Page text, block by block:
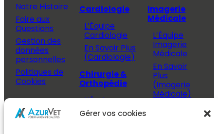
Gérer vos cookies
Notre Histoire
Foire aux
Questions
Gestion des
données
personnelles
Politiques de
Cookies
Propriétaire
Cardiologie
L’Équipe
Cardiologie
En Savoir Plus
(Cardiologie)
Chirurgie &
Orthopédie
L’Équipe
Chirurgie &
Orthopédie
Imagerie
Médicale
L’Équipe
Imagerie
Médicale
En Savoir
Plus
(Imagerie
Médicale)